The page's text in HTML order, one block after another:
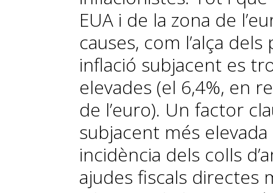
EUA i de la zona de
causes, com l’alça
inflació subjacent es
elevades (el 6,4%, en
de l’euro). Un factor
subjacent més
incidència dels colls
ajudes fiscals directes